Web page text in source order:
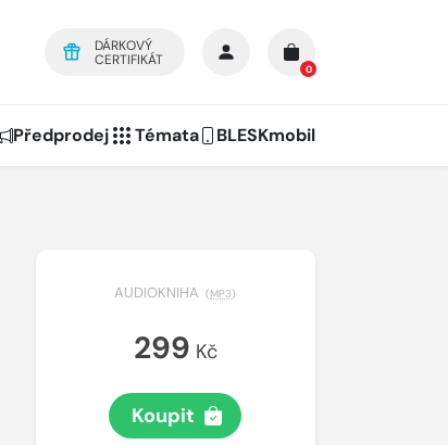
DÁRKOVÝ
CERTIFIKÁT
0
Předprodej Témata BLESKmobil
AUDIOKNIHA (MP3)
299 Kč
Koupit